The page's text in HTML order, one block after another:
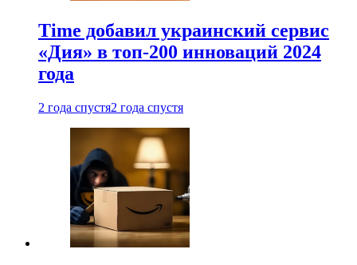
Time добавил украинский сервис
«Дия» в топ-200 инноваций 2024
года
2 года спустя2 года спустя